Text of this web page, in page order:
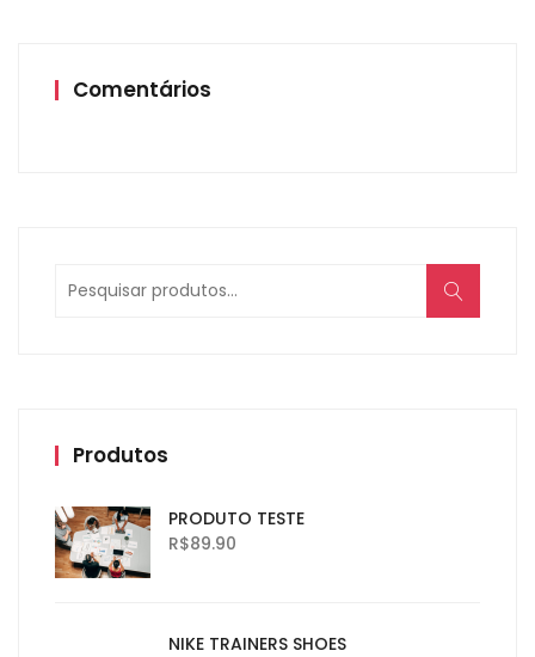
Comentários
Produtos
PRODUTO TESTE
R$89.90
NIKE TRAINERS SHOES